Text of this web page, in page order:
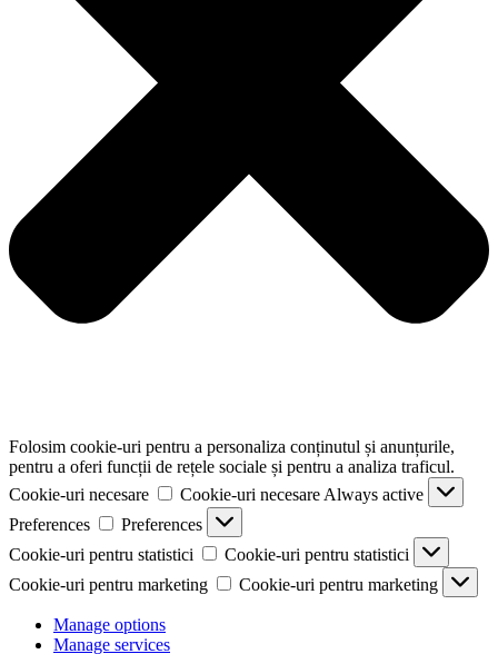
Folosim cookie-uri pentru a personaliza conținutul și anunțurile,
pentru a oferi funcții de rețele sociale și pentru a analiza traficul.
Cookie-uri necesare
Cookie-uri necesare Always active
Preferences
Preferences
Cookie-uri pentru statistici
Cookie-uri pentru statistici
Cookie-uri pentru marketing
Cookie-uri pentru marketing
Manage options
Manage services